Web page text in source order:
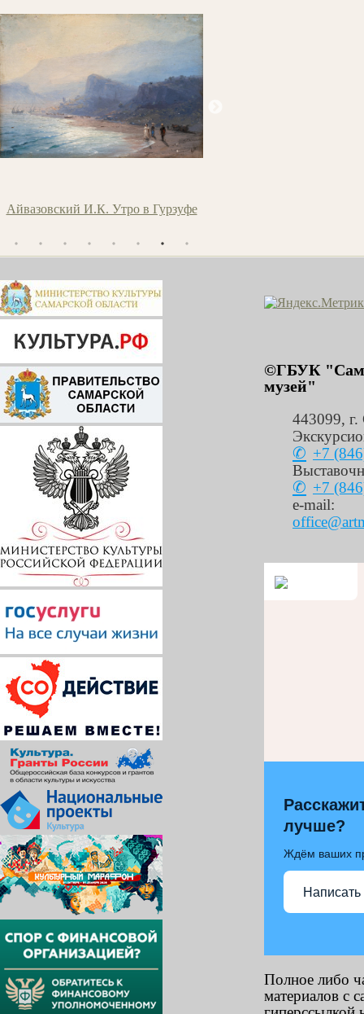
Айвазовский И.К. Утро в Гурзуфе
©ГБУК
музей"
443099, г.
+7
+7
e-mail:
лучше?
Ждём ваших
Написать
Полное либо
материалов с